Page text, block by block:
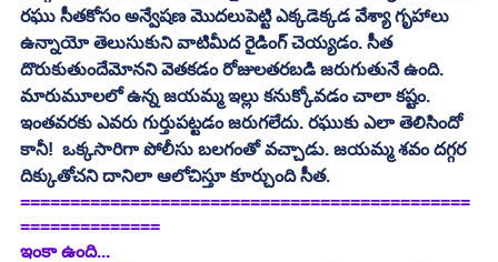
రఘు సీతకోసం అన్వేషణ మొదలుపెట్టి ఎక్కడెక్కడ వేశ్యా గృహాలు
ఉన్నాయో తెలుసుకుని వాటిమీద రైడింగ్ చెయ్యడం. సీత
దొరుకుతుందేమోనని వెతకడం రోజులతరబడి జరుగుతునే ఉంది.
మారుమూలలో ఉన్న జయమ్మ ఇల్లు కనుక్కోవడం చాలా కష్టం.
ఇంతవరకు ఎవరు గుర్తుపట్టడం జరుగలేదు. రఘుకు ఎలా తెలిసిందో
కానీ!  ఒక్కసారిగా పోలీసు బలగంతో వచ్చాడు. జయమ్మ శవం దగ్గర
దిక్కుతోచని దానిలా ఆలోచిస్తూ కూర్చుంది సీత.
=============================================
==============
ఇంకా ఉంది...